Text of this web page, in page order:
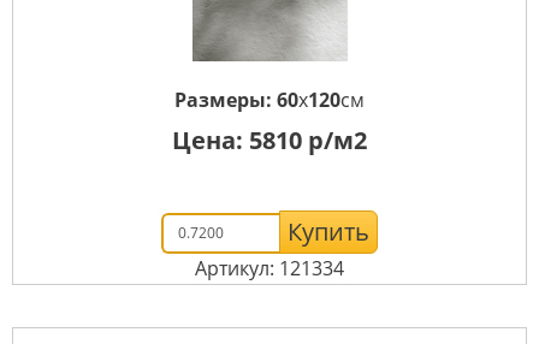
Размеры: 60x120см
Цена: 5810 р/м2
Купить
Артикул: 121334